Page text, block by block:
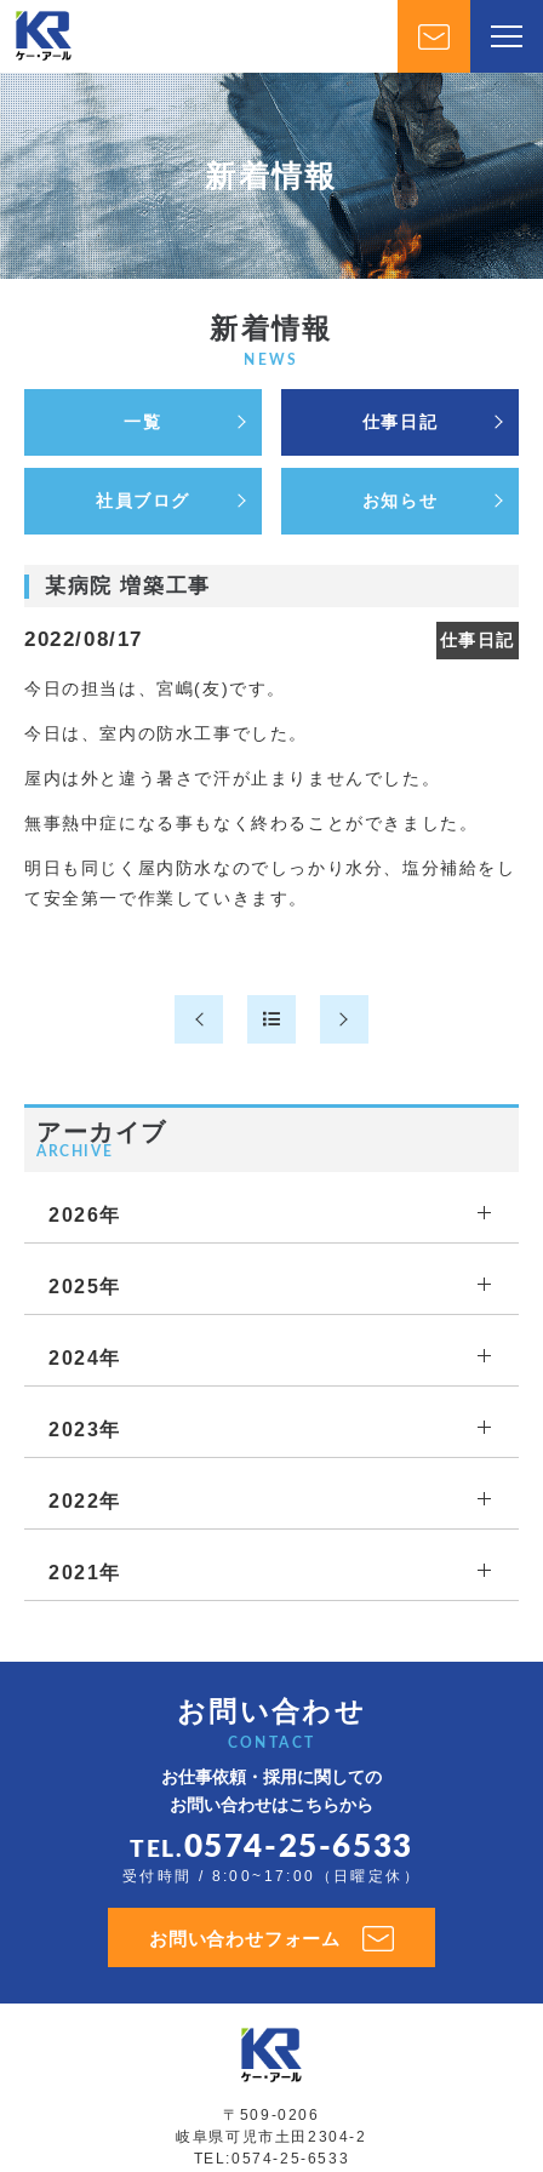
新着情報
新着情報
NEWS
一覧 仕事日記
社員ブログ お知らせ
某病院 増築工事
2022/08/17 仕事日記
今日の担当は、宮嶋(友)です。
今日は、室内の防水工事でした。
屋内は外と違う暑さで汗が止まりませんでした。
無事熱中症になる事もなく終わることができました。
明日も同じく屋内防水なのでしっかり水分、塩分補給をし
て安全第一で作業していきます。
アーカイブ
ARCHIVE
2026年
2025年
2024年
2023年
2022年
2021年
お問い合わせ
CONTACT
お仕事依頼・採用に関しての
お問い合わせはこちらから
TEL.0574-25-6533
受付時間 / 8:00~17:00（日曜定休）
お問い合わせフォーム
〒509-0206
岐阜県可児市土田2304-2
TEL:0574-25-6533